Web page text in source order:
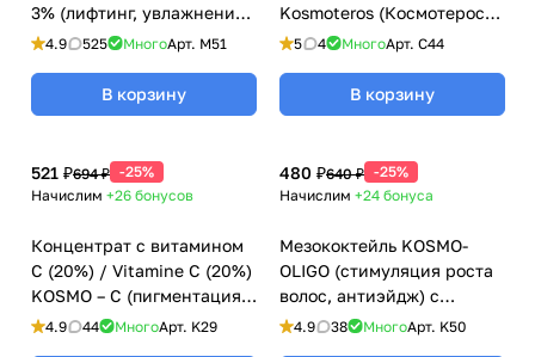
3% (лифтинг, увлажнение)
/ DMAE Care, Kosmoteros
мезороллеров
4.9 525 МногоАрт. M51
В корзину
Kosmoteros (Космотерос),
6 мл
5 4 МногоАрт. C44
В корзину
521 ₽694 ₽ -25%
Начислим +26 бонусов
Концентрат с витамином
С (20%) / Vitamine C (20%)
KOSMO – C (пигментация,
купероз, лифтинг) для
4.9 44 МногоАрт. K29
480 ₽640 ₽ -25%
Начислим +24 бонуса
Мезококтейль KOSMO-
OLIGO (стимуляция роста
волос, антиэйдж) с
олигоэлементами
4.9 38 МногоАрт. K50